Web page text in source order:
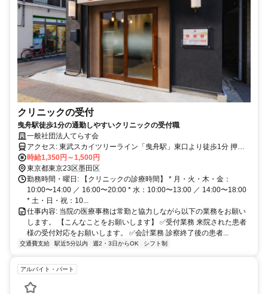
クリニックの受付
曳舟駅徒歩1分の通勤しやすいクリニックの受付職
一般社団法人てらす会
アクセス: 東武スカイツリーライン「曳舟駅」東口より徒歩1分 押上
線「京成曳舟駅」西改札口より徒歩4分
時給1,350円～1,500円
東京都東京23区墨田区
勤務時間・曜日: 【クリニックの診療時間】 * 月・火・木・金：
10:00〜14:00 ／ 16:00〜20:00 * 水：10:00〜13:00 ／ 14:00〜18:00
* 土・日・祝：10...
仕事内容: 当院の医療事務は常勤と協力しながら以下の業務をお願い
します。 【こんなことをお願いします】 ✅受付業務 来院された患者
様の受付対応をお願いします。 ✅会計業務 診察終了後の患者...
交通費支給 駅近5分以内 週2・3日からOK シフト制
アルバイト・パート